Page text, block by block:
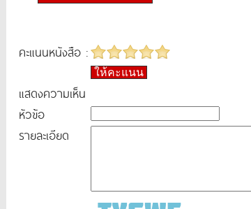
คะแนนหนังสือ :
ให้คะแนน
แสดงความเห็น
หัวข้อ
รายละเอียด